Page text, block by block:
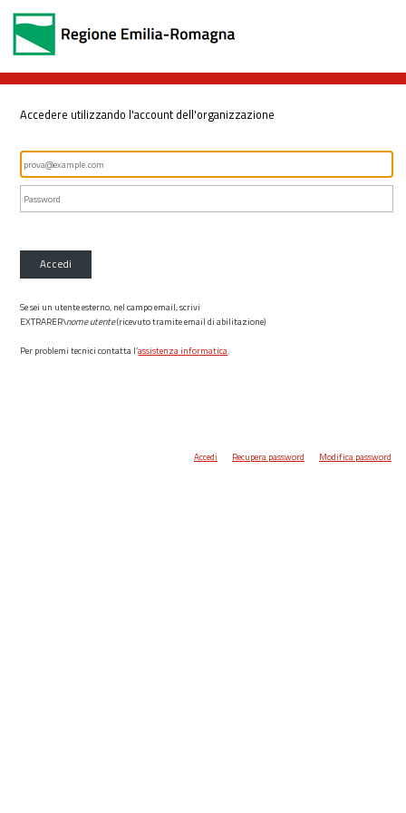
Accedere utilizzando l'account dell'organizzazione
Accedi
Se sei un utente esterno, nel campo email, scrivi
EXTRARER\nome utente(ricevuto tramite email di abilitazione)
Per problemi tecnici contatta l’assistenza informatica.
Accedi Recupera password Modifica password